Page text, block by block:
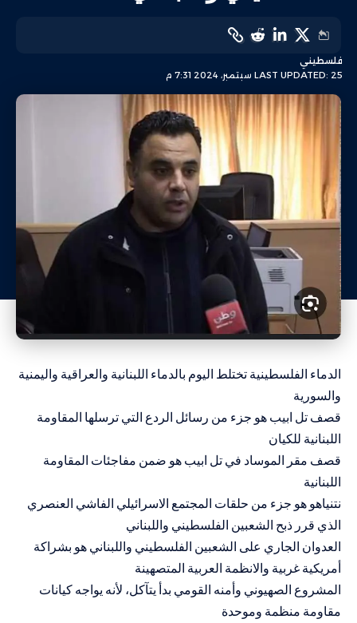
LAST UPDATED: 25 سبتمبر، 2024 7:31 م
فلسطيني
الدماء الفلسطينية تختلط اليوم بالدماء اللبنانية والعراقية واليمنية
والسورية
قصف تل ابيب هو جزء من رسائل الردع التي ترسلها المقاومة
اللبنانية للكيان
قصف مقر الموساد في تل ابيب هو ضمن مفاجئات المقاومة
اللبنانية
نتنياهو هو جزء من حلقات المجتمع الاسرائيلي الفاشي العنصري
الذي قرر ذبح الشعبين الفلسطيني واللبناني
العدوان الجاري على الشعبين الفلسطيني واللبناني هو بشراكة
أمريكية غربية والانظمة العربية المتصهينة
المشروع الصهيوني وأمنه القومي بدأ يتآكل، لأنه يواجه كيانات
مقاومة منظمة وموحدة